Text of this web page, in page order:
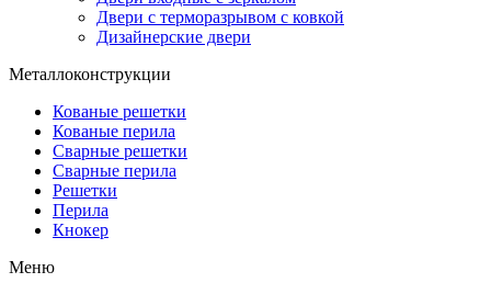
Двери с терморазрывом с ковкой
Дизайнерские двери
Металлоконструкции
Кованые решетки
Кованые перила
Сварные решетки
Сварные перила
Решетки
Перила
Кнокер
Меню